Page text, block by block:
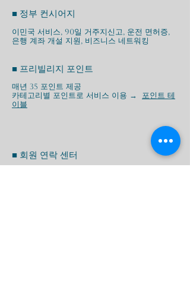
■ 정부 컨시어지
이민국 서비스, 90일 거주지신고, 운전 면허증,
은행 계좌 개설 지원, 비즈니스 네트워킹
■ 프리빌리지 포인트
매년 35 포인트 제공
카테고리별 포인트로 서비스 이용 → 포인트 테
이블
■ 회원 연락 센터